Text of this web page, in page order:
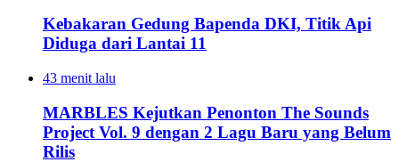
Kebakaran Gedung Bapenda DKI, Titik Api
Diduga dari Lantai 11
43 menit lalu
MARBLES Kejutkan Penonton The Sounds
Project Vol. 9 dengan 2 Lagu Baru yang Belum
Rilis